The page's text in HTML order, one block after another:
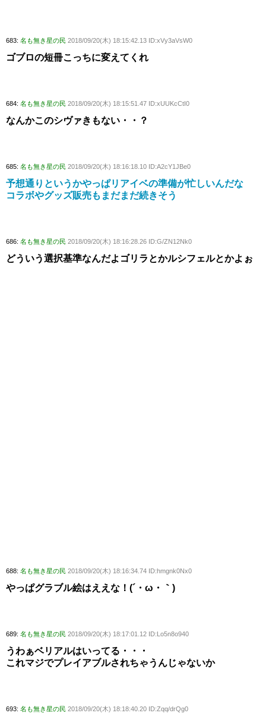
683: 名も無き星の民 2018/09/20(木) 18:15:42.13 ID:xVy3aVsW0
ゴブロの短冊こっちに変えてくれ
684: 名も無き星の民 2018/09/20(木) 18:15:51.47 ID:xUUKcCtI0
なんかこのシヴァきもない・・？
685: 名も無き星の民 2018/09/20(木) 18:16:18.10 ID:A2cY1JBe0
予想通りというかやっぱリアイベの準備が忙しいんだな
コラボやグッズ販売もまだまだ続きそう
686: 名も無き星の民 2018/09/20(木) 18:16:28.26 ID:G/ZN12Nk0
どういう選択基準なんだよゴリラとかルシフェルとかよぉ
688: 名も無き星の民 2018/09/20(木) 18:16:34.74 ID:hmgnk0Nx0
やっぱグラブル絵はええな！(´・ω・｀)
689: 名も無き星の民 2018/09/20(木) 18:17:01.12 ID:Lo5n8o940
うわぁベリアルはいってる・・・
これマジでプレイアブルされちゃうんじゃないか
693: 名も無き星の民 2018/09/20(木) 18:18:40.20 ID:Zqq/drQg0